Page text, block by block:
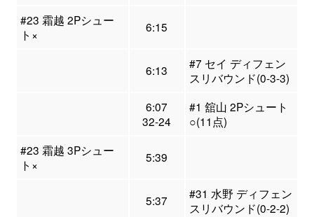
#23 霜越 2Pシュー
ト×
6:15
6:13
#7 セイ ディフェン
スリバウンド(0-3-3)
6:07
32-24
#1 舘山 2Pシュート
○(11点)
#23 霜越 3Pシュー
ト×
5:39
5:37
#31 水野 ディフェン
スリバウンド(0-2-2)